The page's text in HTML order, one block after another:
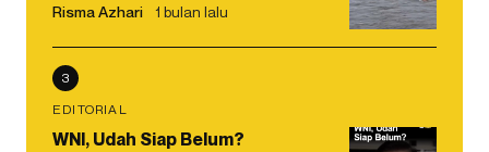
Risma Azhari 1 bulan lalu
3
EDITORIAL
WNI, Udah Siap Belum?